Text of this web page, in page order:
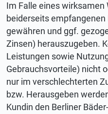
Im Falle eines wirksamen
beiderseits
gewähren und ggf.
Zinsen) herauszugeben.
Leistungen sowie
Gebrauchsvorteile) nicht
nur im verschlechterten
bzw. Herausgeben
Kundin den Berliner